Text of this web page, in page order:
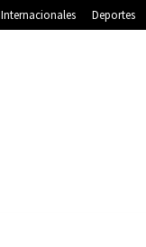
Internacionales Deportes